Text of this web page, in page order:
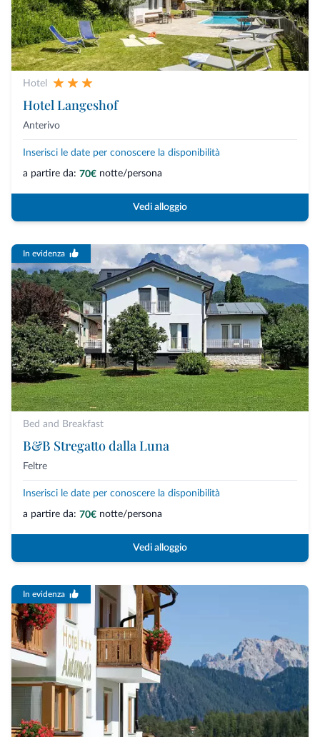
Hotel
Hotel Langeshof
Anterivo
Inserisci le date per conoscere la disponibilità
a partire da: 70€ notte/persona
Vedi alloggio
In evidenza
Bed and Breakfast
B&B Stregatto dalla Luna
Feltre
Inserisci le date per conoscere la disponibilità
a partire da: 70€ notte/persona
Vedi alloggio
In evidenza